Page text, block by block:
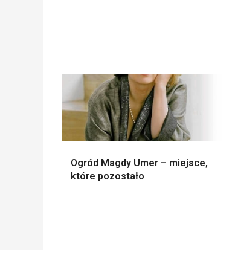
Ogród Magdy Umer – miejsce,
które pozostało